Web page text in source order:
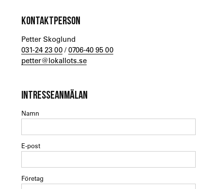
KONTAKTPERSON
Petter Skoglund
031-24 23 00/0706-40 95 00
petter@lokallots.se
INTRESSEANMÄLAN
Namn
E-post
Företag